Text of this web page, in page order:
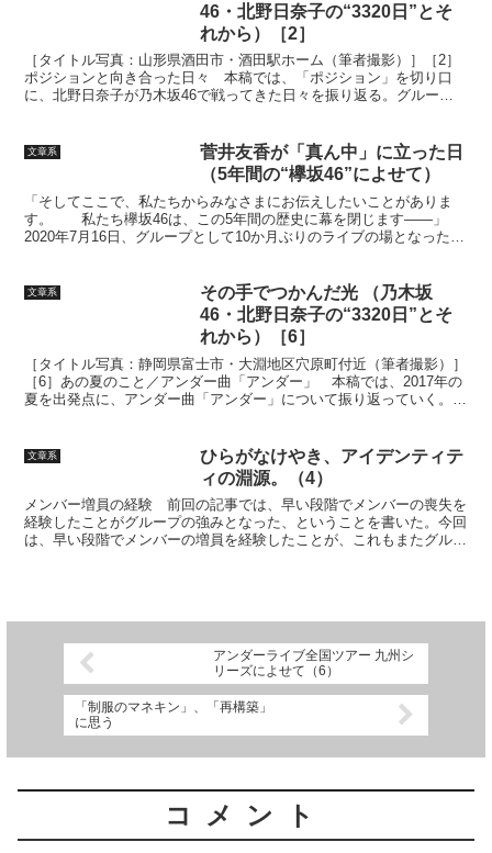
46・北野日奈子の“3320日”とそ
れから）［2］
［タイトル写真：山形県酒田市・酒田駅ホーム（筆者撮影）］［2］
ポジションと向き合った日々 本稿では、「ポジション」を切り口
に、北野日奈子が乃木坂46で戦ってきた日々を振り返る。グループ
文章系
菅井友香が「真ん中」に立った日
（5年間の“欅坂46”によせて）
「そしてここで、私たちからみなさまにお伝えしたいことがありま
す。 私たち欅坂46は、この5年間の歴史に幕を閉じます——」
2020年7月16日、グループとして10か月ぶりのライブの場となった、
文章系
その手でつかんだ光 （乃木坂
46・北野日奈子の“3320日”とそ
れから）［6］
［タイトル写真：静岡県富士市・大淵地区穴原町付近（筆者撮影）］
［6］あの夏のこと／アンダー曲「アンダー」 本稿では、2017年の
夏を出発点に、アンダー曲「アンダー」について振り返っていく。中
文章系
ひらがなけやき、アイデンティテ
ィの淵源。（4）
メンバー増員の経験 前回の記事では、早い段階でメンバーの喪失を
経験したことがグループの強みとなった、ということを書いた。今回
は、早い段階でメンバーの増員を経験したことが、これもまたグルー
アンダーライブ全国ツアー 九州シ
リーズによせて（6）
「制服のマネキン」、「再構築」
に思う
コメント